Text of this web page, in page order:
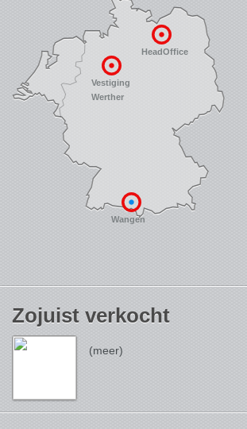
HeadOffice
Vestiging
Werther
Wangen
Zojuist verkocht
(meer)